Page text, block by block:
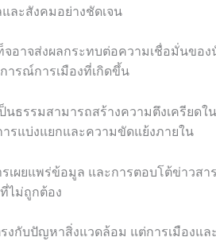
ละสังคมอย่างชัดเจน
จอาจส่งผลกระทบต่อความเชื่อมั่นขอ
ารณ์การเมืองที่เกิดขึ้น
ธรรมสามารถสร้างความตึงเครียดใ
รแบ่งแยกและความขัดแย้งภายใน
ผยแพร่ข้อมูล และการตอบโต้ข่าวสา
ไม่ถูกต้อง
งกับปัญหาสิ่งแวดล้อม แต่การเมืองแล